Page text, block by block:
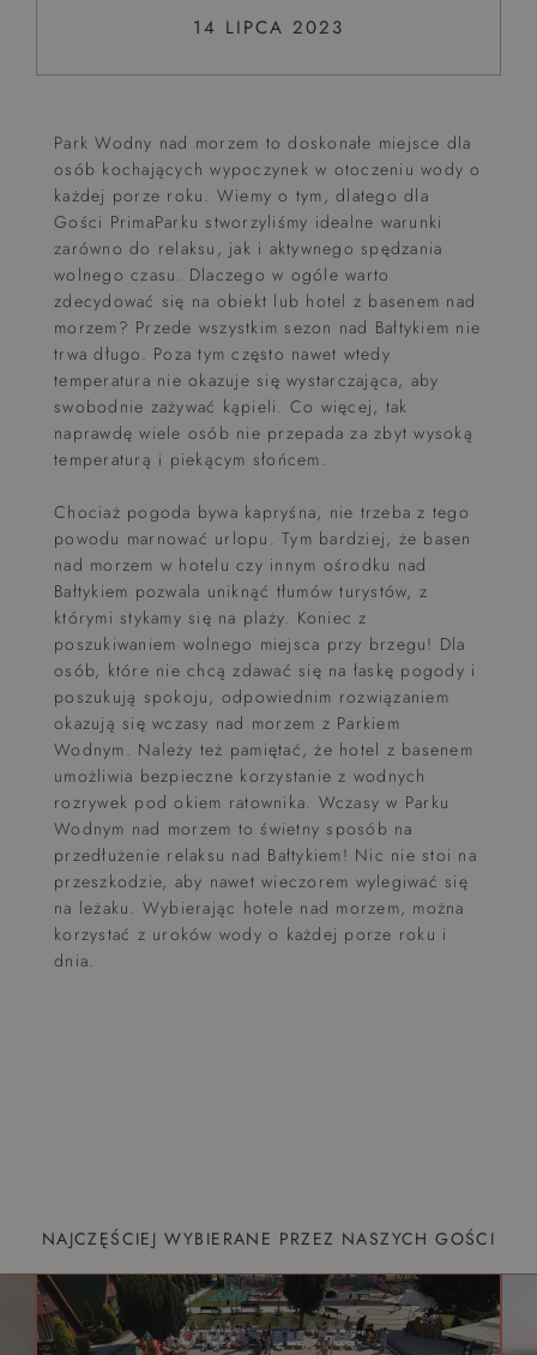
14 LIPCA 2023
Park Wodny nad morzem to doskonałe miejsce dla
osób kochających wypoczynek w otoczeniu wody o
każdej porze roku. Wiemy o tym, dlatego dla
Gości PrimaParku stworzyliśmy idealne warunki
zarówno do relaksu, jak i aktywnego spędzania
wolnego czasu. Dlaczego w ogóle warto
zdecydować się na obiekt lub hotel z basenem nad
morzem? Przede wszystkim sezon nad Bałtykiem nie
trwa długo. Poza tym często nawet wtedy
temperatura nie okazuje się wystarczająca, aby
swobodnie zażywać kąpieli. Co więcej, tak
naprawdę wiele osób nie przepada za zbyt wysoką
temperaturą i piekącym słońcem.
Chociaż pogoda bywa kapryśna, nie trzeba z tego
powodu marnować urlopu. Tym bardziej, że basen
nad morzem w hotelu czy innym ośrodku nad
Bałtykiem pozwala uniknąć tłumów turystów, z
którymi stykamy się na plaży. Koniec z
poszukiwaniem wolnego miejsca przy brzegu! Dla
osób, które nie chcą zdawać się na łaskę pogody i
poszukują spokoju, odpowiednim rozwiązaniem
okazują się wczasy nad morzem z Parkiem
Wodnym. Należy też pamiętać, że hotel z basenem
umożliwia bezpieczne korzystanie z wodnych
rozrywek pod okiem ratownika. Wczasy w Parku
Wodnym nad morzem to świetny sposób na
przedłużenie relaksu nad Bałtykiem! Nic nie stoi na
przeszkodzie, aby nawet wieczorem wylegiwać się
na leżaku. Wybierając hotele nad morzem, można
korzystać z uroków wody o każdej porze roku i
dnia.
NAJCZĘŚCIEJ WYBIERANE PRZEZ NASZYCH GOŚCI